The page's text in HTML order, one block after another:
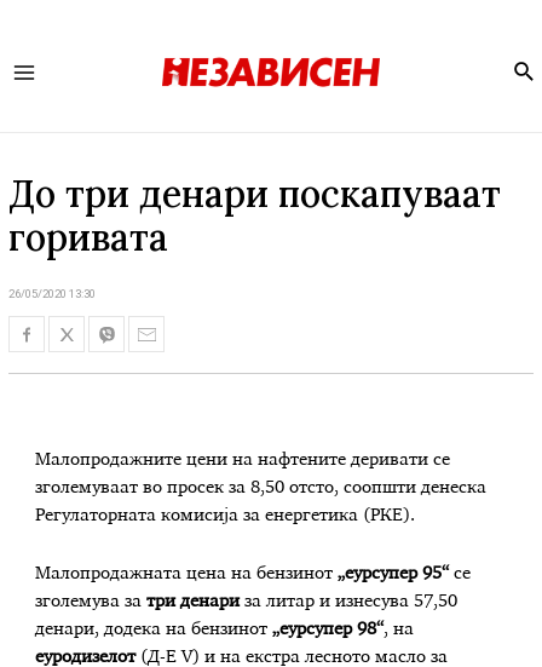
До три денари поскапуваат
горивата
26/05/2020 13:30
Малопродажните цени на нафтените деривати се
зголемуваат во просек за 8,50 отсто, соопшти денеска
Регулаторната комисија за енергетика (РКЕ).
Малопродажната цена на бензинот„еурсупер 95“се
зголемува затри денариза литар и изнесува 57,50
денари, додека на бензинот„еурсупер 98“, на
еуродизелот(Д-Е V) и на екстра лесното масло за